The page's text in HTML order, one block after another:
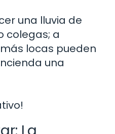
una lluvia de
colegas; a
locas pueden
una